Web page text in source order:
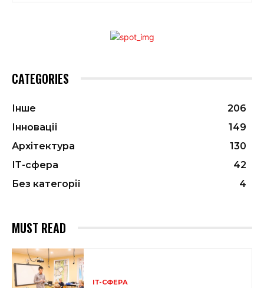
CATEGORIES
Інше
206
Інновації
149
Архітектура
130
ІТ-сфера
42
Без категорії
4
MUST READ
ІТ-СФЕРА